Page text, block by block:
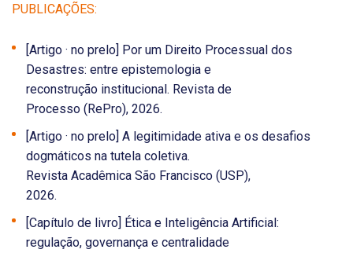
PUBLICAÇÕES:
[Artigo · no prelo] Por um Direito Processual dos
Desastres: entre epistemologia e
reconstrução institucional. Revista de
Processo (RePro), 2026.
[Artigo · no prelo] A legitimidade ativa e os desafios
dogmáticos na tutela coletiva.
Revista Acadêmica São Francisco (USP),
2026.
[Capítulo de livro] Ética e Inteligência Artificial:
regulação, governança e centralidade